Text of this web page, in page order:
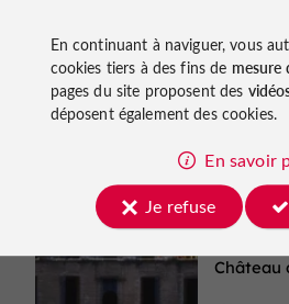
sons et
Château
09/07/
Château
En continuant à naviguer, vous
cookies tiers à des fins de mesure
pages du site proposent des
déposent également des cookies.
En savoir
Je refuse